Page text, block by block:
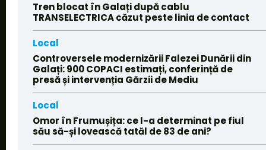
Tren blocat în Galați după cablu
TRANSELECTRICA căzut peste linia de contact
Local
Controversele modernizării Falezei Dunării din
Galați: 900 COPACI estimați, conferință de
presă și intervenția Gărzii de Mediu
Local
Omor în Frumușița: ce l-a determinat pe fiul
său să-și lovească tatăl de 83 de ani?